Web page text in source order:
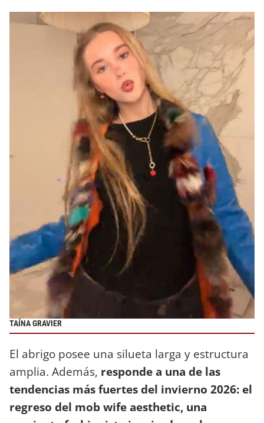
TAÍNA GRAVIER
El abrigo posee una silueta larga y estructura
amplia. Además, responde a una de las
tendencias más fuertes del invierno 2026: el
regreso del mob wife aesthetic, una